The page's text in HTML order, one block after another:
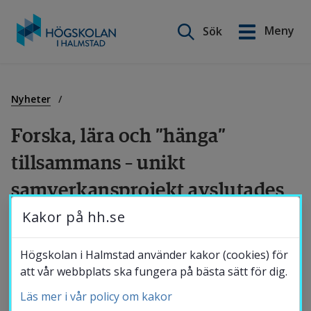
innehåll
Sök
Meny
Nyheter
Forska, lära och ”hänga”
tillsammans – unikt
samverkansprojekt avslutades
stort
På agendan stod skolan och spelifiering,
hälsoaspekter, kameror, AR och VR,
projektresultat, problematisering av
English
Utbildning
Forskning
Samverkan
Om Högskolan
Kakor på hh.se
Högskolan i Halmstad använder kakor (cookies) för
att vår webbplats ska fungera på bästa sätt för dig.
Läs mer i vår policy om kakor